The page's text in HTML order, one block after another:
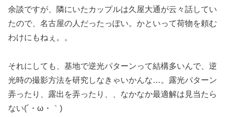
余談ですが、隣にいたカップルは久屋大通が云々話してい
たので、名古屋の人だったっぽい。かといって荷物を頼む
わけにもねぇ。。
それにしても、基地で逆光パターンって結構多いんで、逆
光時の撮影方法を研究しなきゃいかんな…。露光パターン
弄ったり、露出を弄ったり、、なかなか最適解は見当たら
ない(´・ω・｀)